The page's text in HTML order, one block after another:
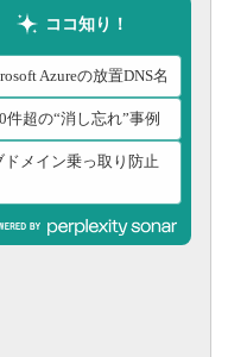
ココ知り！
Azureの放置DNS名
件超の“消し忘れ”事例
ドメイン乗っ取り防止